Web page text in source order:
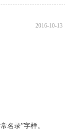
2016-10-13
名录”字样。